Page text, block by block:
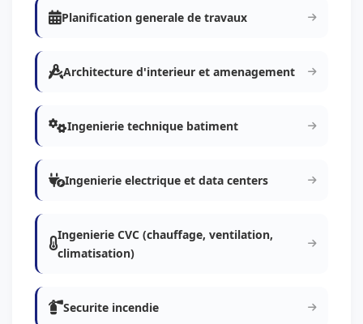
Planification generale de travaux
Architecture d'interieur et amenagement
Ingenierie technique batiment
Ingenierie electrique et data centers
Ingenierie CVC (chauffage, ventilation,
climatisation)
Securite incendie